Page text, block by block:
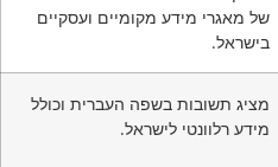
של מאגרי מידע מקומיים ועסקיים
בישראל.
מציג תשובות בשפה העברית וכולל
מידע רלוונטי לישראל.